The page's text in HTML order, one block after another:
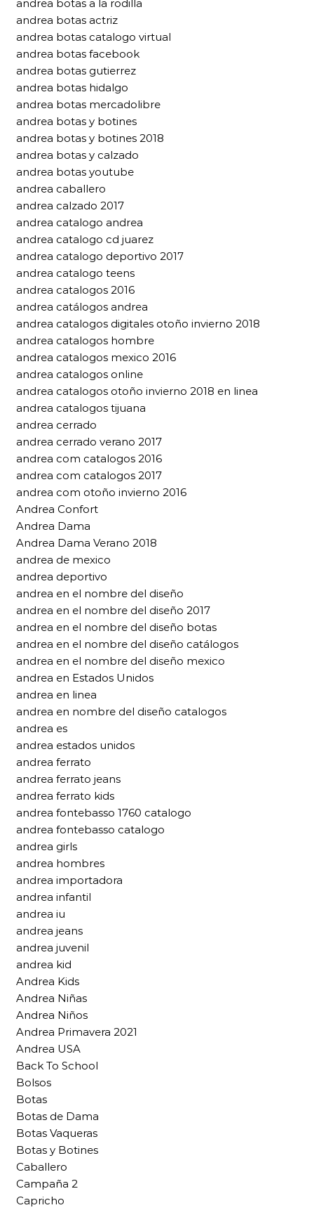
andrea botas a la rodilla
andrea botas actriz
andrea botas catalogo virtual
andrea botas facebook
andrea botas gutierrez
andrea botas hidalgo
andrea botas mercadolibre
andrea botas y botines
andrea botas y botines 2018
andrea botas y calzado
andrea botas youtube
andrea caballero
andrea calzado 2017
andrea catalogo andrea
andrea catalogo cd juarez
andrea catalogo deportivo 2017
andrea catalogo teens
andrea catalogos 2016
andrea catálogos andrea
andrea catalogos digitales otoño invierno 2018
andrea catalogos hombre
andrea catalogos mexico 2016
andrea catalogos online
andrea catalogos otoño invierno 2018 en linea
andrea catalogos tijuana
andrea cerrado
andrea cerrado verano 2017
andrea com catalogos 2016
andrea com catalogos 2017
andrea com otoño invierno 2016
Andrea Confort
Andrea Dama
Andrea Dama Verano 2018
andrea de mexico
andrea deportivo
andrea en el nombre del diseño
andrea en el nombre del diseño 2017
andrea en el nombre del diseño botas
andrea en el nombre del diseño catálogos
andrea en el nombre del diseño mexico
andrea en Estados Unidos
andrea en linea
andrea en nombre del diseño catalogos
andrea es
andrea estados unidos
andrea ferrato
andrea ferrato jeans
andrea ferrato kids
andrea fontebasso 1760 catalogo
andrea fontebasso catalogo
andrea girls
andrea hombres
andrea importadora
andrea infantil
andrea iu
andrea jeans
andrea juvenil
andrea kid
Andrea Kids
Andrea Niñas
Andrea Niños
Andrea Primavera 2021
Andrea USA
Back To School
Bolsos
Botas
Botas de Dama
Botas Vaqueras
Botas y Botines
Caballero
Campaña 2
Capricho